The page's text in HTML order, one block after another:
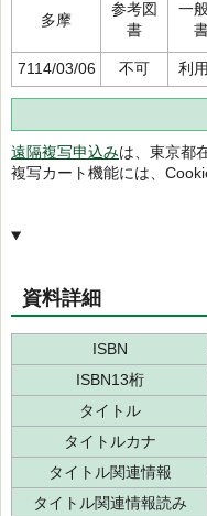
多摩
参考図
書
一
7114/03/06 不可 利
遠隔複写申込みは、東京都
複写カート機能には、
資料詳細
ISBN
ISBN13桁
タイトル
タイトルカナ
タイトル関連情報
タイトル関連情報読み